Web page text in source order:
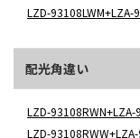
LZD-93108LWM+LZA-
配光角違い
LZD-93108RWN+LZA-
LZD-